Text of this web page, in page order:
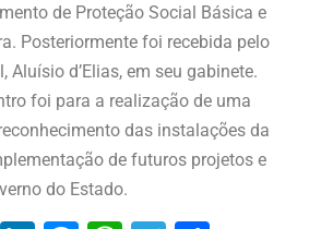
de Proteção Social Básica e
Posteriormente foi recebida pelo
Aluísio d’Elias, em seu gabinete.
foi para a realização de uma
das instalações da
de futuros projetos e
do Estado.